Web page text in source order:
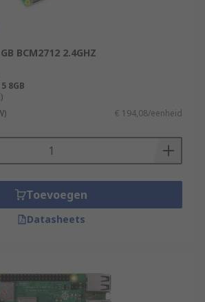
BCM2712 2.4GHZ
8GB
€ 194,08/eenheid
Toevoegen
Datasheets